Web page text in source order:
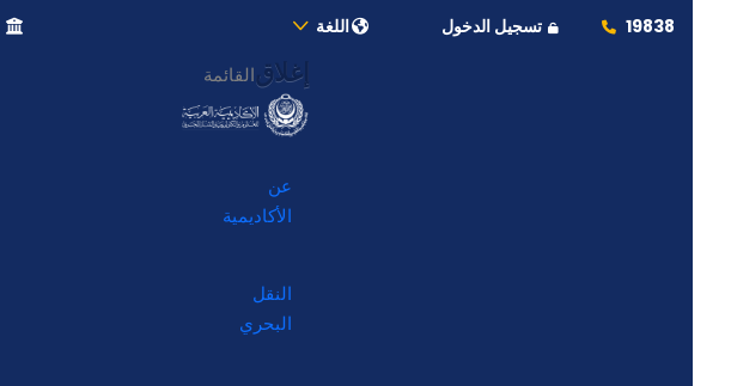
19838 تسجيل الدخول اللغة
إغلاق القائمة
عن
الأكاديمية
النقل
البحري